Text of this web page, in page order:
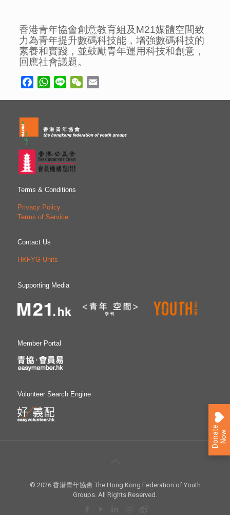
香港青年協會創意教育組及M21媒體空間致
力為青年提升數碼科技能，增強數碼科技的
素養和實踐，並鼓勵青年運用科技和創意，
回應社會議題。
FacebookWhatsApp
Line WeChat
Terms & Conditions
Privacy Policy
Terms of Service
Contact Us
HKFYG Units
Supporting Media
Member Portal
Volunteer Search Engine
© 2026 香港青年協會 The Hong Kong Federation of Youth
Groups. All Rights Reserved.
D
o
n
at
e
N
ow